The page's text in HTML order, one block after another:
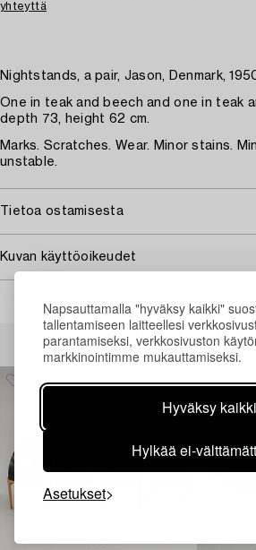
Napsauttamalla "hyväksy kaikki"
tallentamiseen laitteellesi
parantamiseksi, verkkosivuston
markkinointimme mukauttamiseksi.
Hyväksy kaikki
Hylkää ei-
Asetukset
yhteyttä
Nightstands, a pair, Jason, Denmark,
One in teak and beech and one in teak
depth 73, height 62 cm.
Marks. Scratches. Wear. Minor stains.
unstable.
Tietoa ostamisesta
Kuvan käyttöoikeudet
Muiden katsomia